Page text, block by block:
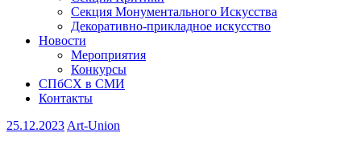
Секция Монументального Искусства
Декоративно-прикладное искусство
Новости
Мероприятия
Конкурсы
СПбСХ в СМИ
Контакты
25.12.2023 Art-Union